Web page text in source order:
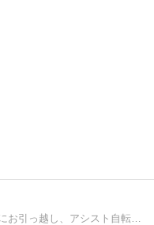
長年暮らした世田谷から横浜の外れにお引っ越し、アシスト自転車に乗って買い物してます。